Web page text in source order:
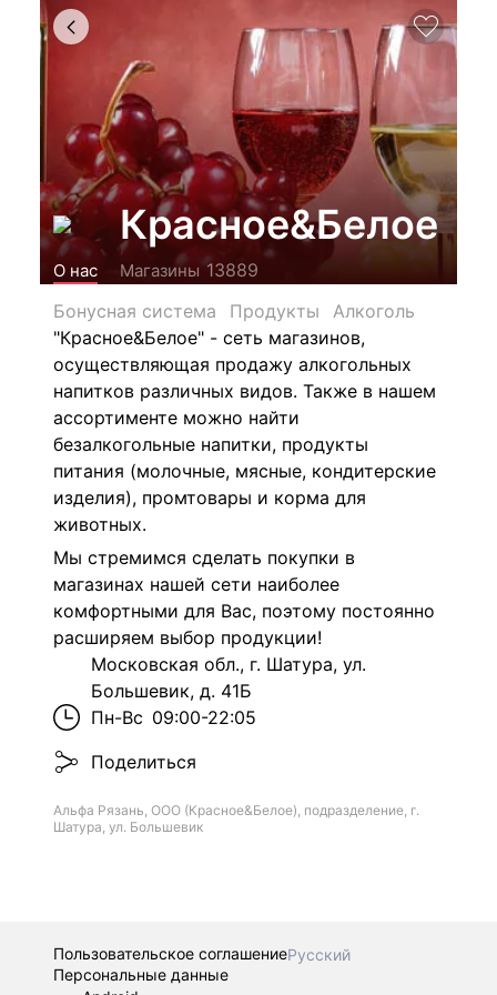
Красное&Белое
О нас Магазины 13889
Бонусная система
Продукты
Алкоголь
"Красное&Белое" - сеть магазинов,
осуществляющая продажу алкогольных
напитков различных видов. Также в нашем
ассортименте можно найти
безалкогольные напитки, продукты
питания (молочные, мясные, кондитерские
изделия), промтовары и корма для
животных.
Мы стремимся сделать покупки в
магазинах нашей сети наиболее
комфортными для Вас, поэтому постоянно
расширяем выбор продукции!
Московская обл., г. Шатура, ул.
Большевик, д. 41Б
Пн-Вс 09:00-22:05
Поделиться
Альфа Рязань, ООО (Красное&Белое), подразделение, г.
Шатура, ул. Большевик
Пользовательское соглашениеРусский
Персональные данные